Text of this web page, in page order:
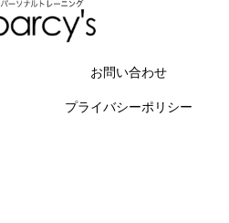
お問い合わせ
プライバシーポリシー